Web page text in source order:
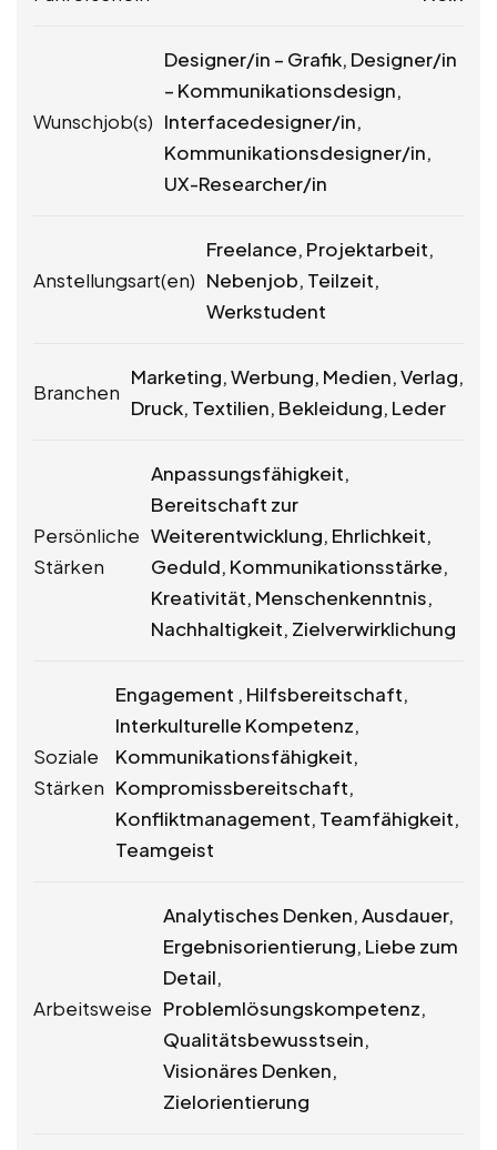
Wunschjob(s)
Designer/in – Grafik, Designer/in
– Kommunikationsdesign,
Interfacedesigner/in,
Kommunikationsdesigner/in,
UX-Researcher/in
Anstellungsart(en)
Freelance, Projektarbeit,
Nebenjob, Teilzeit,
Werkstudent
Branchen
Marketing, Werbung, Medien, Verlag,
Druck, Textilien, Bekleidung, Leder
Persönliche
Stärken
Anpassungsfähigkeit,
Bereitschaft zur
Weiterentwicklung, Ehrlichkeit,
Geduld, Kommunikationsstärke,
Kreativität, Menschenkenntnis,
Nachhaltigkeit, Zielverwirklichung
Soziale
Stärken
Engagement , Hilfsbereitschaft,
Interkulturelle Kompetenz,
Kommunikationsfähigkeit,
Kompromissbereitschaft,
Konfliktmanagement, Teamfähigkeit,
Teamgeist
Arbeitsweise
Analytisches Denken, Ausdauer,
Ergebnisorientierung, Liebe zum
Detail,
Problemlösungskompetenz,
Qualitätsbewusstsein,
Visionäres Denken,
Zielorientierung